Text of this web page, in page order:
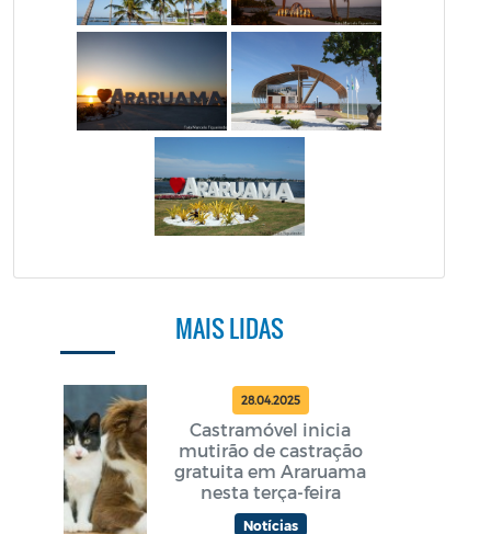
MAIS LIDAS
28.04.2025
Castramóvel inicia
mutirão de castração
gratuita em Araruama
nesta terça-feira
Notícias